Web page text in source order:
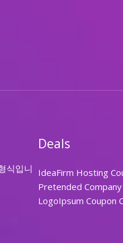
식입니
Deals
IdeaFirm Hosting
Pretended
LogoIpsum Coupon